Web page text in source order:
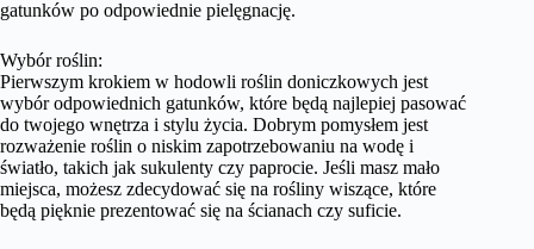
gatunków po odpowiednie pielęgnację.
Wybór roślin:
Pierwszym krokiem w hodowli roślin doniczkowych jest
wybór odpowiednich gatunków, które będą najlepiej pasować
do twojego wnętrza i stylu życia. Dobrym pomysłem jest
rozważenie roślin o niskim zapotrzebowaniu na wodę i
światło, takich jak sukulenty czy paprocie. Jeśli masz mało
miejsca, możesz zdecydować się na rośliny wiszące, które
będą pięknie prezentować się na ścianach czy suficie.